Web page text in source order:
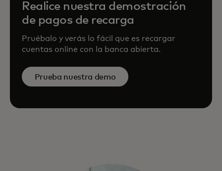
Realice nuestra demostración
de pagos de recarga
Pruébalo y verás lo fácil que es recargar
cuentas online con la banca abierta.
Prueba nuestra demo